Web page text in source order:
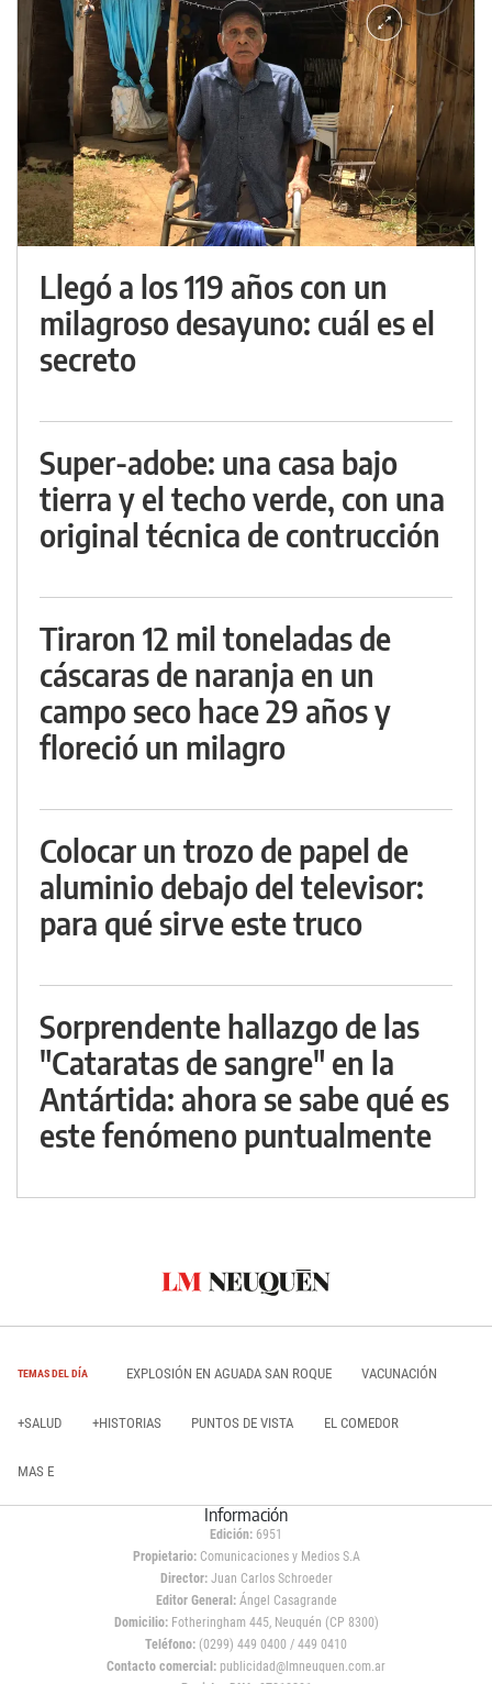
Llegó a los 119 años con un
milagroso desayuno: cuál es el
secreto
Super-adobe: una casa bajo
tierra y el techo verde, con una
original técnica de contrucción
Tiraron 12 mil toneladas de
cáscaras de naranja en un
campo seco hace 29 años y
floreció un milagro
Colocar un trozo de papel de
aluminio debajo del televisor:
para qué sirve este truco
Sorprendente hallazgo de las
"Cataratas de sangre" en la
Antártida: ahora se sabe qué es
este fenómeno puntualmente
TEMAS DEL DÍA EXPLOSIÓN EN AGUADA SAN ROQUE VACUNACIÓN
+SALUD +HISTORIAS PUNTOS DE VISTA EL COMEDOR
MAS E
Información
Edición: 6951
Propietario:Comunicaciones y Medios S.A
Director: Juan Carlos Schroeder
Editor General:Ángel Casagrande
Domicilio:Fotheringham 445, Neuquén (CP 8300)
Teléfono: (0299) 449 0400 / 449 0410
Contacto comercial: publicidad@lmneuquen.com.ar